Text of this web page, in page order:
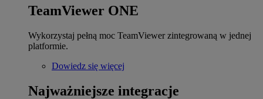
TeamViewer ONE
Wykorzystaj pełną moc TeamViewer zintegrowaną w jednej
platformie.
Dowiedz się więcej
Najważniejsze integracje